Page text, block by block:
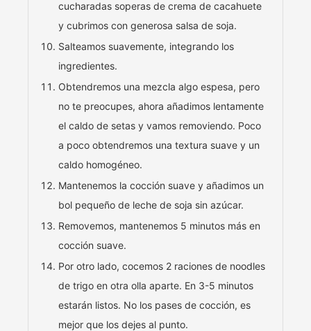
cucharadas soperas de crema de cacahuete
y cubrimos con generosa salsa de soja.
Salteamos suavemente, integrando los
ingredientes.
Obtendremos una mezcla algo espesa, pero
no te preocupes, ahora añadimos lentamente
el caldo de setas y vamos removiendo. Poco
a poco obtendremos una textura suave y un
caldo homogéneo.
Mantenemos la cocción suave y añadimos un
bol pequeño de leche de soja sin azúcar.
Removemos, mantenemos 5 minutos más en
cocción suave.
Por otro lado, cocemos 2 raciones de noodles
de trigo en otra olla aparte. En 3-5 minutos
estarán listos. No los pases de cocción, es
mejor que los dejes al punto.